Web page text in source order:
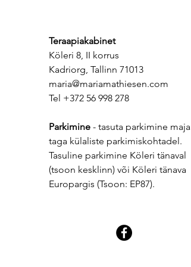
Teraapiakabinet
Köleri 8, II korrus
Kadriorg, Tallinn 71013
maria@mariamathiesen.com
Tel +372 56 998 278
Parkimine - tasuta parkimine maja
taga külaliste parkimiskohtadel.
Tasuline parkimine Köleri tänaval
(tsoon kesklinn) või Köleri tänava
Europargis (Tsoon: EP87).